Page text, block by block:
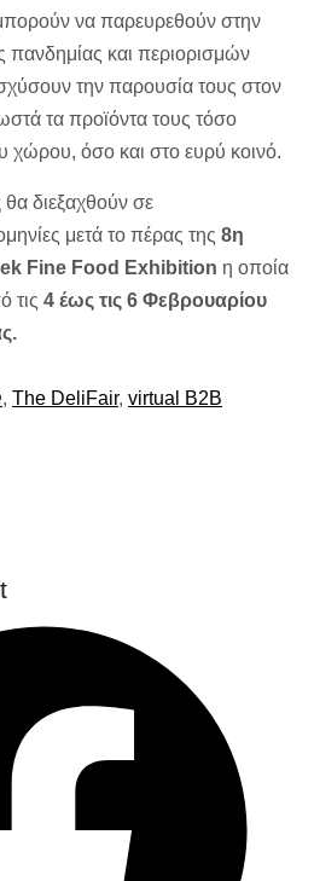
να παρευρεθούν στην
πανδημίας και περιορισμών
την παρουσία τους στον
τα προϊόντα τους τόσο
χώρου, όσο και στο ευρύ κοινό.
θα διεξαχθούν σε
μετά το πέρας της 8η
Fine Food Exhibition η οποία
τις 4 έως τις 6 Φεβρουαρίου
, The DeliFair, virtual B2B